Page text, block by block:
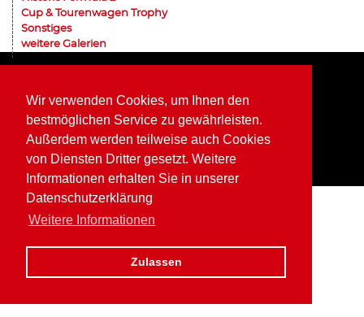
Wir verwenden Cookies, um Ihnen den
bestmöglichen Service zu gewährleisten.
Außerdem werden teilweise auch Cookies
von Diensten Dritter gesetzt. Weitere
Informationen erhalten Sie in unserer
Datenschutzerklärung
Weitere Informationen
Zulassen
Cup & Tourenwagen Trophy
Sonstiges
weitere Galerien